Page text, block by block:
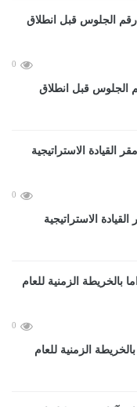
0
الجلوس قبل انطلاق
0
الاستراتيجية
0
الزمنية للعام